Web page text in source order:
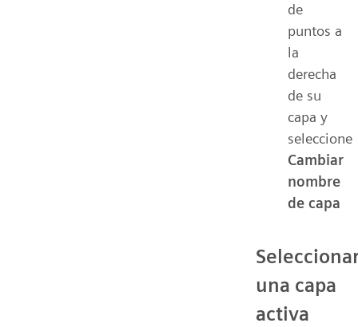
de
puntos a
la
derecha
de su
capa y
seleccione
Cambiar
nombre
de capa
una capa
activa